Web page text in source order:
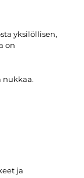
yksilöllisen,
on
nukkaa.
ja